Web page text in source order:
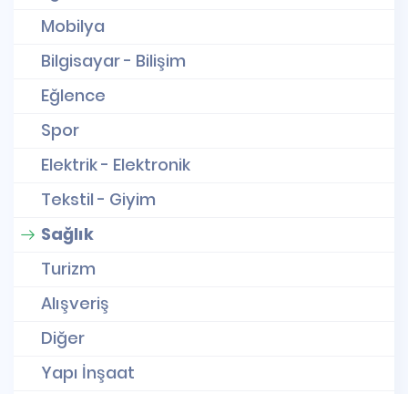
Mobilya
Bilgisayar - Bilişim
Eğlence
Spor
Elektrik - Elektronik
Tekstil - Giyim
Sağlık
Turizm
Alışveriş
Diğer
Yapı İnşaat